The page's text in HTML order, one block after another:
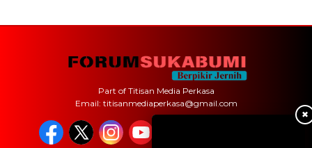
✖
Part of Titisan Media Perkasa
Email: titisanmediaperkasa@gmail.com